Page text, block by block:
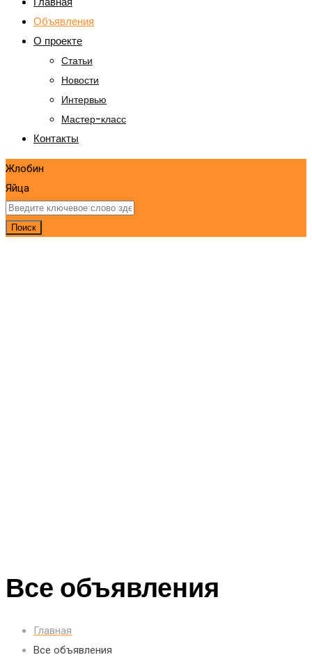
Объявления
О проекте
Статьи
Новости
Интервью
Мастер-класс
Контакты
Жлобин
Яйца
Поиск
Все объявления
Главная
Все объявления